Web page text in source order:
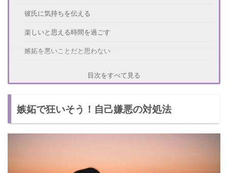
彼氏に気持ちを伝える
楽しいと思える時間を過ごす
嫉妬を悪いことだと思わない
彼氏に依存している
嫉妬が悪いことだと思ってる
目次をすべて見る
嫉妬で狂いそう！自己嫌悪の対処法